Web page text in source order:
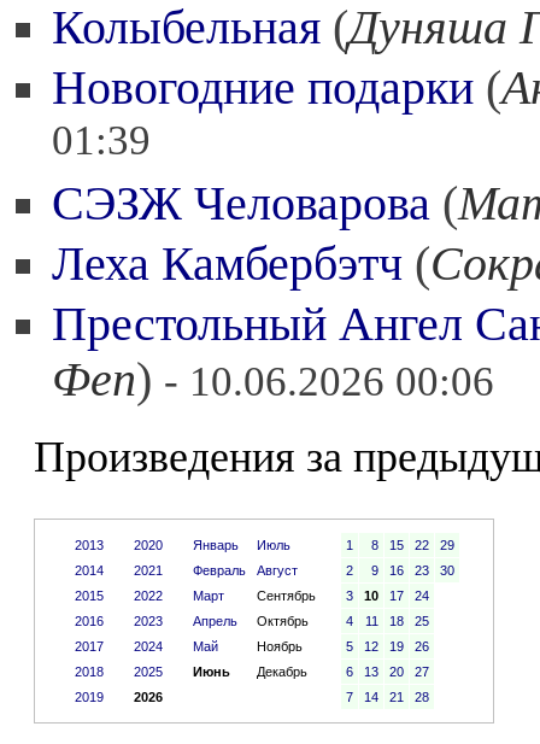
Колыбельная (Дуняша
Новогодние подарки (
01:39
СЭЗЖ Человарова (
Леха Камбербэтч (
Престольный Ангел
Феп) - 10.06.2026 00:06
Произведения за
2013
2014
2015
2016
2017
2018
2019
2020
2021
2022
2023
2024
2025
2026
Январь
Июль
Февраль
Август
Март
Сентябрь
Апрель
Октябрь
Май
Ноябрь
Июнь
Декабрь
1 8 15 22
29
2
9 16 23
30
3
10 17
24
4
11 18
25
5
12 19
26
6
13 20
27
7
14 21 28